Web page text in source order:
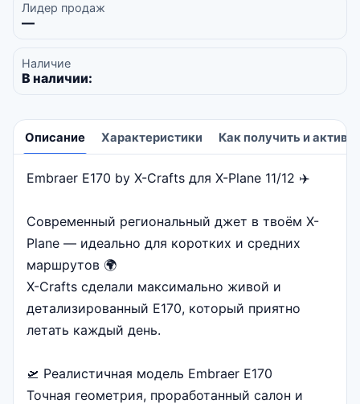
Лидер продаж
—
Наличие
В наличии:
Описание Характеристики Как получить и
Описание
Embraer E170 by X-Crafts для X-Plane 11/12 ✈️
Современный региональный джет в твоём X-
Plane — идеально для коротких и средних
маршрутов 🌍
X-Crafts сделали максимально живой и
детализированный E170, который приятно
летать каждый день.
🛫 Реалистичная модель Embraer E170
Точная геометрия, проработанный салон и